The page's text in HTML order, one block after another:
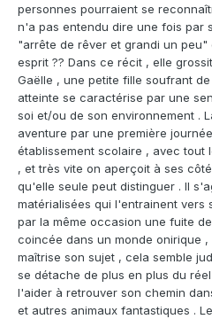
personnes pourraient se
n'a pas entendu dire une fois par
"arrête de rêver et grandi un peu"
esprit ?? Dans ce récit , elle
Gaëlle , une petite fille soufrant
atteinte se caractérise par une
soi et/ou de son environnement .
aventure par une première
établissement scolaire , avec tout
, et très vite on aperçoit à ses
qu'elle seule peut distinguer . Il
matérialisées qui l'entrainent vers
par la même occasion une fuite
coincée dans un monde onirique
maîtrise son sujet , cela semble
se détache de plus en plus du
l'aider à retrouver son chemin
et autres animaux fantastiques .